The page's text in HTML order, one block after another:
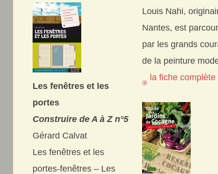
Les fenêtres et les
portes
Construire de A à Z n°5
Gérard Calvat
Les fenêtres et les
portes-fenêtres – Les
Louis Nahi,
Nantes, est
par les grands
de la peinture
la fiche complète